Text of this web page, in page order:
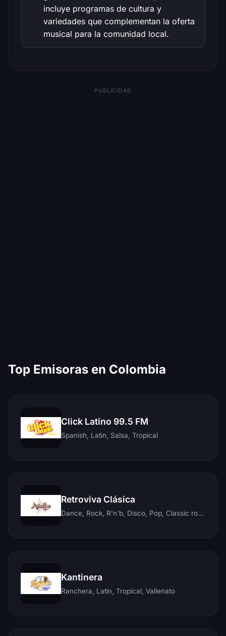
incluye programas de cultura y
variedades que complementan la oferta
musical para la comunidad local.
PUBLICIDAD
Top Emisoras en Colombia
Click Latino 99.5 FM
Spanish, Latin, Salsa, Tropical
Retroviva Clásica
Dance, Rock, R'n'b, Disco, Pop, Classic rock, Techno, Reggae
Kantinera
Ranchera, Latin, Tropical, Vallenato